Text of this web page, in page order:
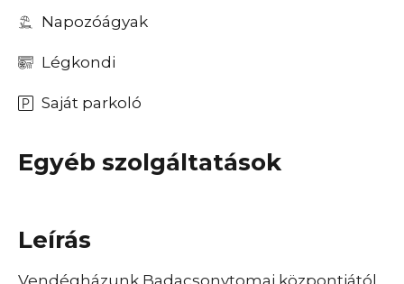
Napozóágyak
Légkondi
Saját parkoló
Egyéb szolgáltatások
Leírás